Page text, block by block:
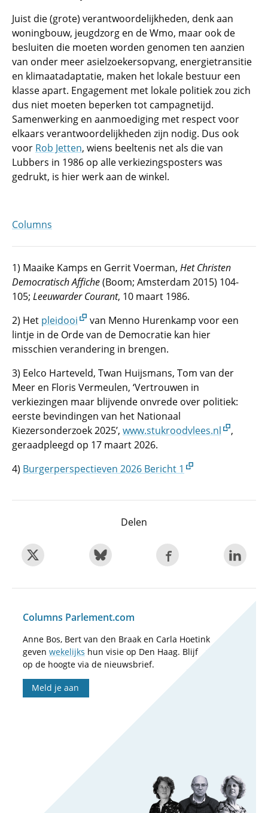
Juist die (grote) verantwoordelijkheden, denk aan
woningbouw, jeugdzorg en de Wmo, maar ook de
besluiten die moeten worden genomen ten aanzien
van onder meer asielzoekersopvang, energietransitie
en klimaatadaptatie, maken het lokale bestuur een
klasse apart. Engagement met lokale politiek zou zich
dus niet moeten beperken tot campagnetijd.
Samenwerking en aanmoediging met respect voor
elkaars verantwoordelijkheden zijn nodig. Dus ook
voor Rob Jetten, wiens beeltenis net als die van
Lubbers in 1986 op alle verkiezingsposters was
gedrukt, is hier werk aan de winkel.
Columns
1) Maaike Kamps en Gerrit Voerman, Het Christen
Democratisch Affiche(Boom; Amsterdam 2015) 104-
105; Leeuwarder Courant, 10 maart 1986.
2) Het pleidooi
van Menno Hurenkamp voor een
lintje in de Orde van de Democratie kan hier
misschien verandering in brengen.
3) Eelco Harteveld, Twan Huijsmans, Tom van der
Meer en Floris Vermeulen, ‘Vertrouwen in
verkiezingen maar blijvende onvrede over politiek:
eerste bevindingen van het Nationaal
Kiezersonderzoek 2025’, www.stukroodvlees.nl
,
geraadpleegd op 17 maart 2026.
4) Burgerperspectieven 2026 Bericht 1
Delen
Columns Parlement.com
Anne Bos, Bert van den Braak en Carla Hoetink
geven wekelijks hun visie op Den Haag. Blijf
op de hoogte via de nieuwsbrief.
Meld je aan